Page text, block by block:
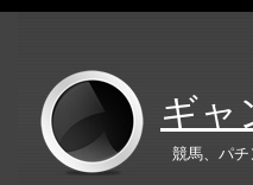
ギャ
競馬、パ